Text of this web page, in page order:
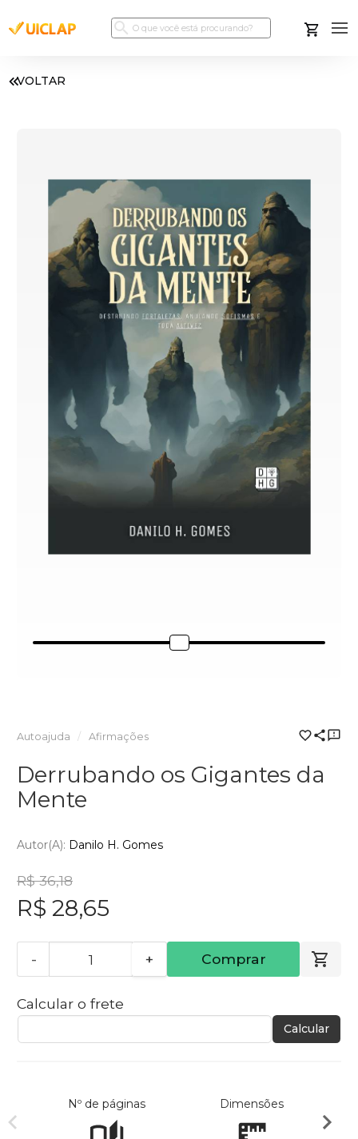
VOLTAR
Autoajuda Afirmações
Derrubando os Gigantes da
Mente
Autor(a): Danilo H. Gomes
R$ 36,18
R$ 28,65
- + Comprar
Calcular o frete
Calcular
Nº de páginas Dimensões